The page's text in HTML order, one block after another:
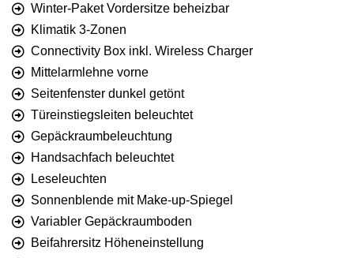
Winter-Paket Vordersitze beheizbar
Klimatik 3-Zonen
Connectivity Box inkl. Wireless Charger
Mittelarmlehne vorne
Seitenfenster dunkel getönt
Türeinstiegsleiten beleuchtet
Gepäckraumbeleuchtung
Handsachfach beleuchtet
Leseleuchten
Sonnenblende mit Make-up-Spiegel
Variabler Gepäckraumboden
Beifahrersitz Höheneinstellung